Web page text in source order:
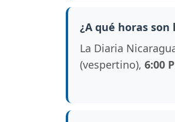
¿A qué horas son
La Diaria
(vespertino), 6:00